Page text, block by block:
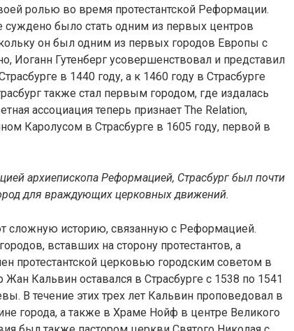
ролью во время протестантской Реформации.
суждено было стать одним из первых центров
он был одним из первых городов Европы с
Иоганн Гутенберг усовершенствовал и представил
в 1440 году, а к 1460 году в Страсбурге
также стал первым городом, где издалась
ассоциация теперь признает The Relation,
Каролусом в Страсбурге в 1605 году, первой в
архиепископа Реформацией, Страсбург был почти
для враждующих церковных движений.
сложную историю, связанную с Реформацией.
вставших на сторону протестантов, а
протестантской церковью городским советом в
Кальвин оставался в Страсбурге с 1538 по 1541
В течение этих трех лет Кальвин проповедовал в
города, а также в Храме Нойф в центре Великого